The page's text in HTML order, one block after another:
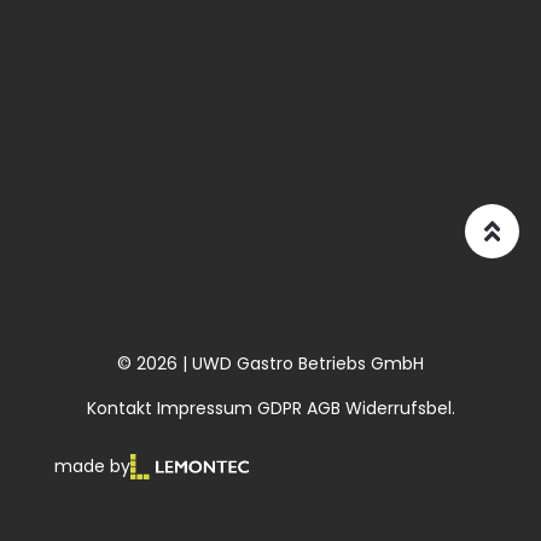
© 2026 | UWD Gastro Betriebs GmbH
Kontakt Impressum GDPR AGB Widerrufsbel.
made by